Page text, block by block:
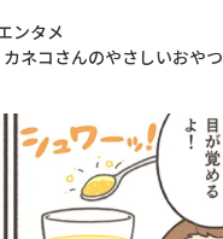
ンタメ
カネコさんのやさしいおやつ